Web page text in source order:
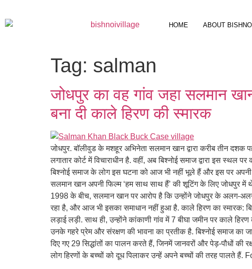
HOME ABOUT
Tag: salman
जोधपुर का वह गांव जहा सलमान
बना दी काले हिरण की स्मारक
जोधपुर. बॉलीवुड के मशहूर अभिनेता सलमान खान द्वारा करीब तीन
लगातार कोर्ट में विचाराधीन है. वहीं, अब बिश्नोई समाज द्वारा इस स्थल
बिश्नोई समाज के लोग इस घटना को आज भी नहीं भूले हैं और इस पर
सलमान खान अपनी फिल्म ‘हम साथ साथ हैं’ की शूटिंग के लिए जोधपुर
1998 के बीच, सलमान खान पर आरोप है कि उन्होंने जोधपुर के अलग-
रहा है, और आज भी इसका समाधान नहीं हुआ है. काले हिरण का स्मारक:
लड़ाई लड़ी. साथ ही, उन्होंने कांकाणी गांव में 7 बीघा जमीन पर काले
उनके गहरे प्रेम और संरक्षण की भावना का प्रतीक है. बिश्नोई समाज का
दिए गए 29 सिद्धांतों का पालन करते हैं, जिनमें जानवरों और पेड़-पौधों की
लोग हिरणों के बच्चों को दूध पिलाकर उन्हें अपने बच्चों की तरह